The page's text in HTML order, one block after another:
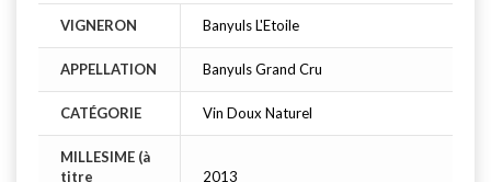
VIGNERON Banyuls L'Etoile
APPELLATION Banyuls Grand Cru
CATÉGORIE Vin Doux Naturel
MILLESIME (à
titre
2013